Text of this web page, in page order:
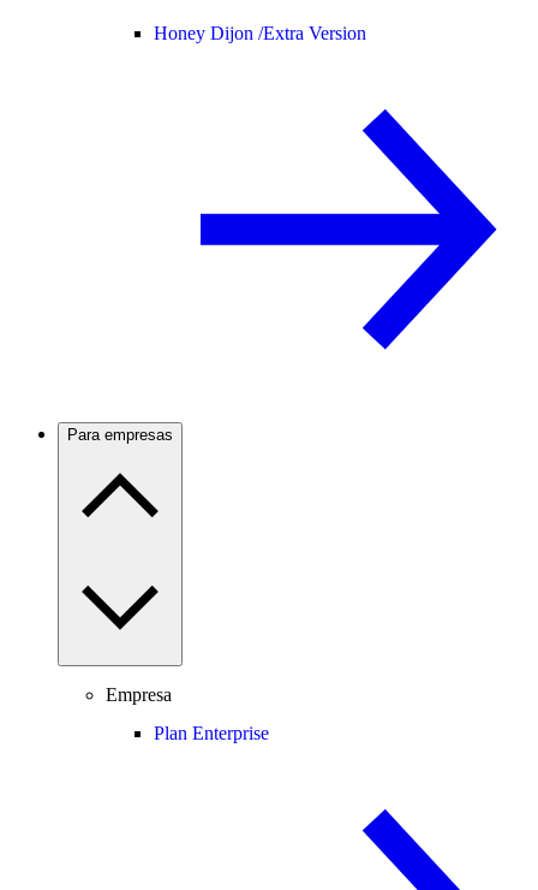
Honey Dijon /Extra Version
Para empresas
Empresa
Plan Enterprise